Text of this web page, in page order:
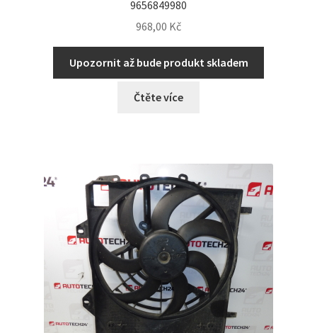
9656849980
968,00 Kč
Upozornit až bude produkt skladem
Čtěte více